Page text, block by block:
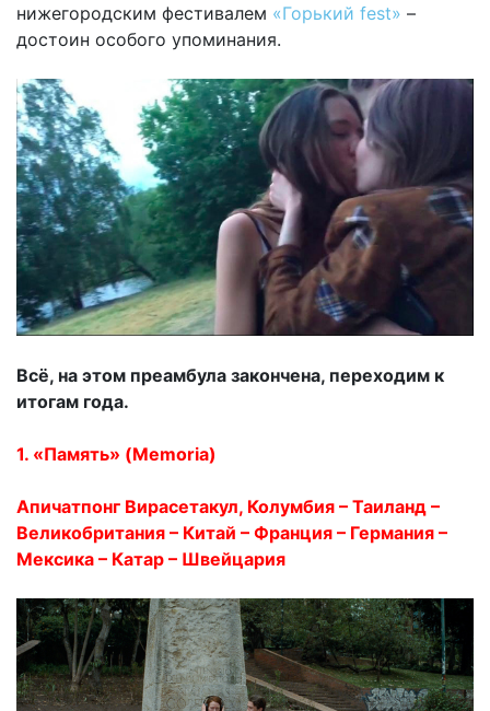
нижегородским фестивалем «Горький fest» –
достоин особого упоминания.
Всё, на этом преамбула закончена, переходим к
итогам года.
1. «Память» (Memoria)
Апичатпонг Вирасетакул, Колумбия – Таиланд –
Великобритания – Китай – Франция – Германия –
Мексика – Катар – Швейцария